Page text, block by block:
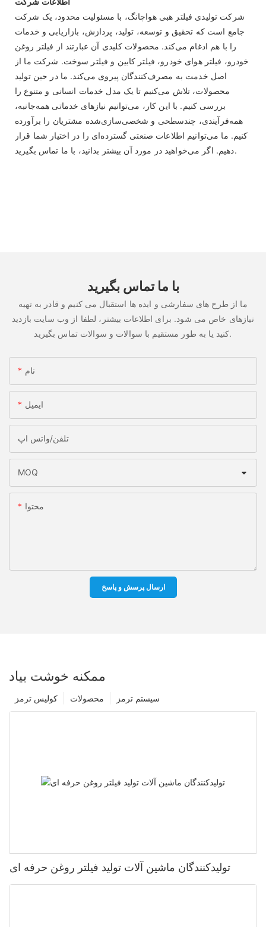
شرکت تولیدی فیلتر هبی هواچانگ، با مسئولیت محدود، یک شرکت
جامع است که تحقیق و توسعه، تولید، پردازش، بازاریابی و خدمات
را با هم ادغام می‌کند. محصولات کلیدی آن عبارتند از فیلتر روغن
خودرو، فیلتر هوای خودرو، فیلتر کابین و فیلتر سوخت. شرکت ما از
اصل خدمت به مصرف‌کنندگان پیروی می‌کند. ما در حین تولید
محصولات، تلاش می‌کنیم تا یک مدل خدمات انسانی و متنوع را
بررسی کنیم. با این کار، می‌توانیم نیازهای خدماتی همه‌جانبه،
همه‌فرآیندی، چندسطحی و شخصی‌سازی‌شده مشتریان را برآورده
کنیم. ما می‌توانیم اطلاعات صنعتی گسترده‌ای را در اختیار شما قرار
دهیم. اگر می‌خواهید در مورد آن بیشتر بدانید، با ما تماس بگیرید.
با ما تماس بگیرید
ما از طرح های سفارشی و ایده ها استقبال می کنیم و قادر به تهیه
نیازهای خاص می شود. برای اطلاعات بیشتر، لطفا از وب سایت بازدید
کنید یا به طور مستقیم با سوالات و سوالات تماس بگیرید.
نام
ایمیل
تلفن/واتس اپ
MOQ
محتوا
ارسال پرسش و پاسخ
ممکنه خوشت بیاد
سیستم ترمز محصولات کولیس ترمز
تولیدکنندگان ماشین آلات تولید فیلتر روغن حرفه ای